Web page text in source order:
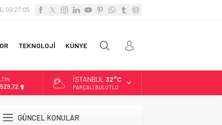
03:27:07
TEKNOLOJİ KÜNYE
İSTANBUL 32°C
PARÇALI BULUTLU
GÜNCEL KONULAR